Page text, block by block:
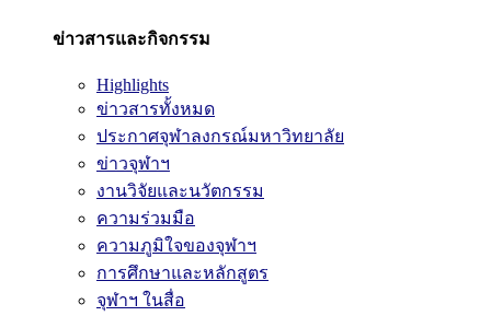
ข่าวสารและกิจกรรม
Highlights
ข่าวสารทั้งหมด
ประกาศจุฬาลงกรณ์มหาวิทยาลัย
ข่าวจุฬาฯ
งานวิจัยและนวัตกรรม
ความร่วมมือ
ความภูมิใจของจุฬาฯ
การศึกษาและหลักสูตร
จุฬาฯ ในสื่อ